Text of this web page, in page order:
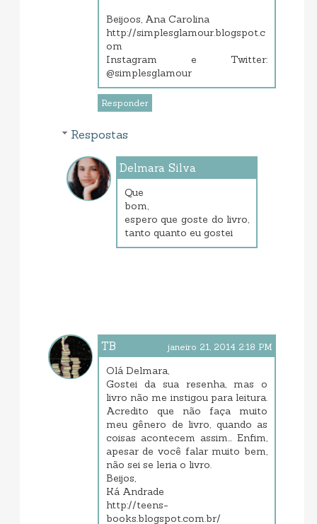
Beijoos, Ana Carolina
http://simplesglamour.blogspot.c
om
Instagram e Twitter:
@simplesglamour
Responder
Respostas
Delmara Silva
Que
bom,
espero que goste do livro,
tanto quanto eu gostei
TB janeiro 21, 2014 2:18 PM
Olá Delmara,
Gostei da sua resenha, mas o
livro não me instigou para leitura.
Acredito que não faça muito
meu gênero de livro, quando as
coisas acontecem assim... Enfim,
apesar de você falar muito bem,
não sei se leria o livro.
Beijos,
Ká Andrade
http://teens-
books.blogspot.com.br/